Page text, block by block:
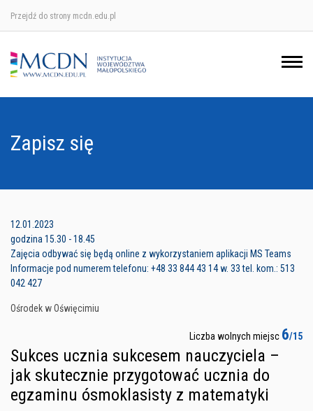
Przejdź do strony mcdn.edu.pl
Zapisz się
12.01.2023
godzina 15.30 - 18.45
Zajęcia odbywać się będą online z wykorzystaniem aplikacji MS Teams
Informacje pod numerem telefonu: +48 33 844 43 14 w. 33 tel. kom.: 513
042 427
Ośrodek w Oświęcimiu
Liczba wolnych miejsc 6/15
Sukces ucznia sukcesem nauczyciela –
jak skutecznie przygotować ucznia do
egzaminu ósmoklasisty z matematyki
Ośrodek w Krakowie
Ośrodek w Nowym Sączu
Ośrodek w Tarnowie